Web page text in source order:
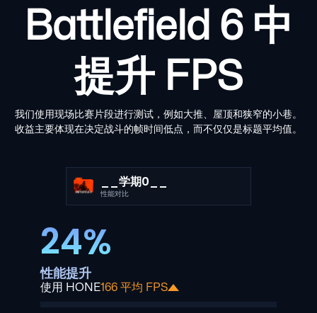
Battlefield 6 中
提升 FPS
我们使用现场比赛片段进行测试，例如大推、屋顶和狭窄的小巷。
收益主要体现在决定战斗的帧时间低点，而不仅仅是标题平均值。
__学期0__
性能对比
24%
性能提升
使用 HONE166 平均 FPS